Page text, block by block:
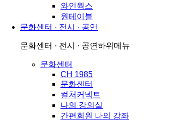
와인웍스
원테이블
문화센터 · 전시 · 공연
문화센터 · 전시 · 공연하위메뉴
문화센터
CH 1985
문화센터
컬처커넥트
나의 강의실
간편회원 나의 강좌